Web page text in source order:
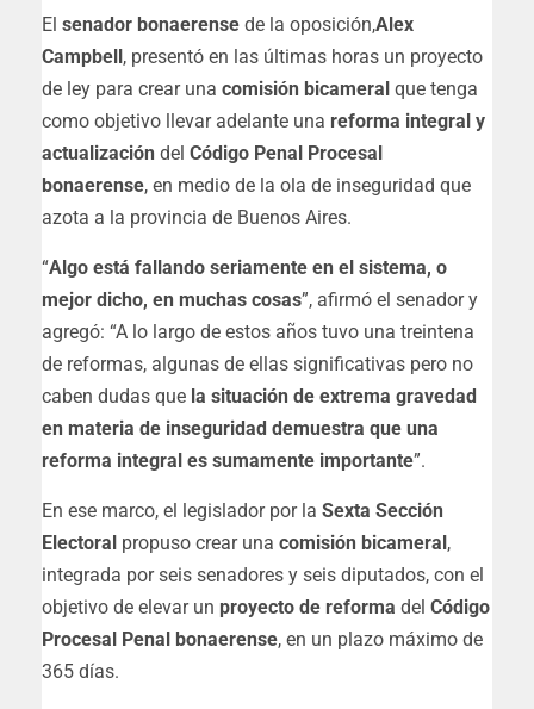
El senador bonaerense de la oposición,Alex
Campbell , presentó en las últimas horas un proyecto
de ley para crear una comisión bicameral que tenga
como objetivo llevar adelante una reforma integral y
actualización del Código Penal Procesal
bonaerense, en medio de la ola de inseguridad que
azota a la provincia de Buenos Aires.
“Algo está fallando seriamente en el sistema, o
mejor dicho, en muchas cosas”, afirmó el senador y
agregó: “A lo largo de estos años tuvo una treintena
de reformas, algunas de ellas significativas pero no
caben dudas que la situación de extrema gravedad
en materia de inseguridad demuestra que una
reforma integral es sumamente importante”.
En ese marco, el legislador por la Sexta Sección
Electoral propuso crear una comisión bicameral ,
integrada por seis senadores y seis diputados, con el
objetivo de elevar un proyecto de reforma del Código
Procesal Penal bonaerense, en un plazo máximo de
365 días.